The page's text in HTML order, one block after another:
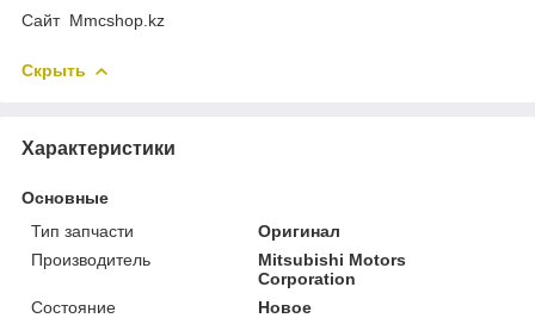
Cайт Mmcshop.kz
Скрыть
Характеристики
Основные
Тип запчасти
Оригинал
Производитель
Mitsubishi Motors
Corporation
Состояние
Новое